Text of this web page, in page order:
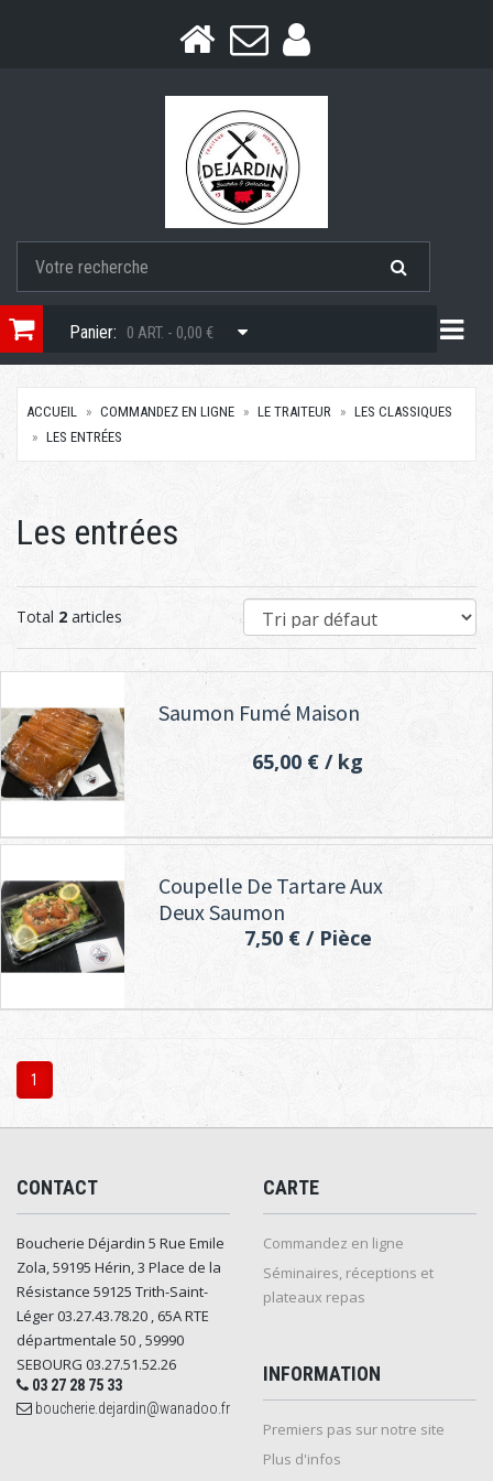
Panier: 0 ART. - 0,00 €
ACCUEIL COMMANDEZ EN LIGNE LE TRAITEUR
LES CLASSIQUES
LES ENTRÉES
Les entrées
Total 2 articles
Saumon Fumé Maison
65,00 € / kg
Coupelle De Tartare Aux
Deux Saumon
7,50 €/ Pièce
1
CONTACT
Boucherie Déjardin 5 Rue Emile
Zola, 59195 Hérin, 3 Place de la
Résistance 59125 Trith-Saint-
Léger 03.27.43.78.20 , 65A RTE
départmentale 50 , 59990
SEBOURG 03.27.51.52.26
03 27 28 75 33
boucherie.dejardin@wanadoo.fr
CARTE
Commandez en ligne
Séminaires, réceptions et
plateaux repas
INFORMATION
Premiers pas sur notre site
Plus d'infos